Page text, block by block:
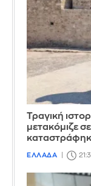
Τραγική
μετακόμιζε
ΕΛΛΑΔΑ